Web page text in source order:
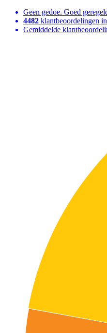
Geen gedoe. Goed
4482 klantbeoordelingen
Gemiddelde